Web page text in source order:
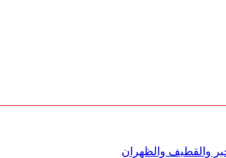
والقطيف والظهران